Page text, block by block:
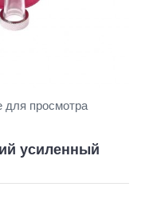
для просмотра
усиленный